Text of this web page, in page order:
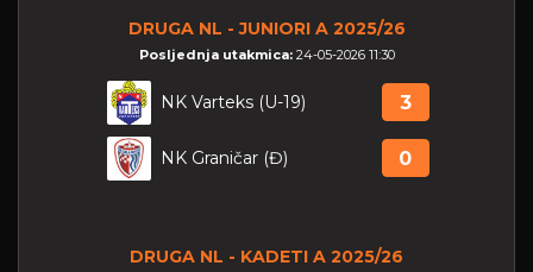
DRUGA NL - JUNIORI A 2025/26
Posljednja utakmica: 24-05-2026 11:30
NK Varteks (U-19) 3
NK Graničar (Đ) 0
DRUGA NL - KADETI A 2025/26